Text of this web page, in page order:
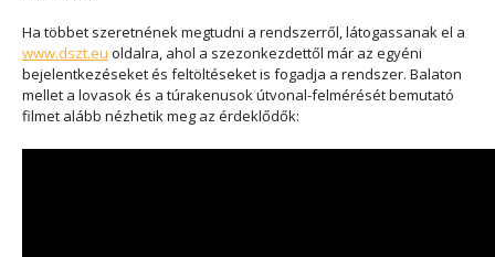
Ha többet szeretnének megtudni a rendszerről, látogassanak el a
www.dszt.eu oldalra, ahol a szezonkezdettől már az egyéni
bejelentkezéseket és feltöltéseket is fogadja a rendszer. Balaton
mellet a lovasok és a túrakenusok útvonal-felmérését bemutató
filmet alább nézhetik meg az érdeklődők: